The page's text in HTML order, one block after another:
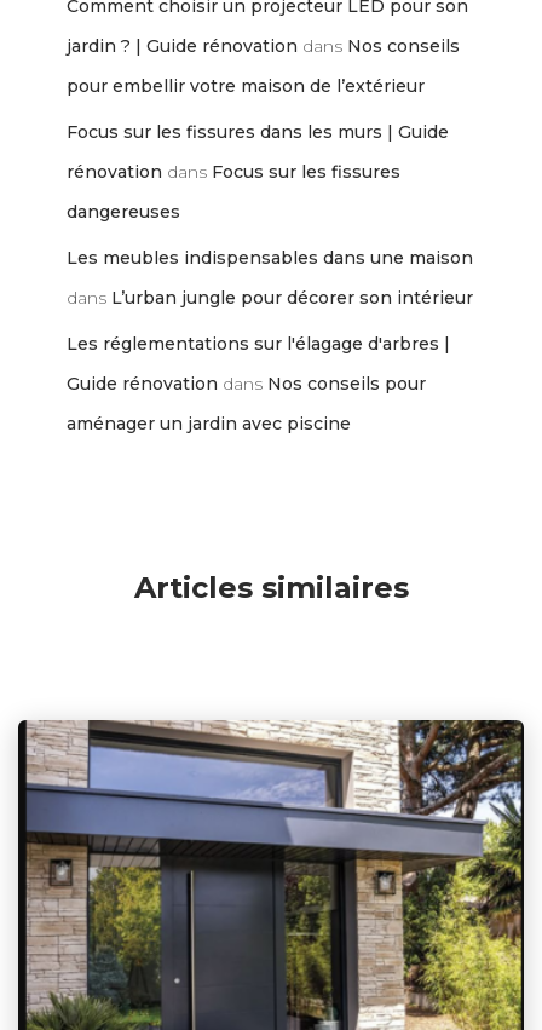
Comment choisir un projecteur LED pour son
jardin ? | Guide rénovation dans Nos conseils
pour embellir votre maison de l’extérieur
Focus sur les fissures dans les murs | Guide
rénovation dans Focus sur les fissures
dangereuses
Les meubles indispensables dans une maison
dans L’urban jungle pour décorer son intérieur
Les réglementations sur l'élagage d'arbres |
Guide rénovation dans Nos conseils pour
aménager un jardin avec piscine
Articles similaires